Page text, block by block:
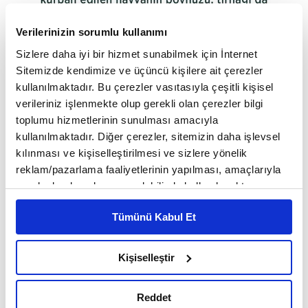
Verilerinizin sorumlu kullanımı
Sizlere daha iyi bir hizmet sunabilmek için İnternet
Sitemizde kendimize ve üçüncü kişilere ait çerezler
kullanılmaktadır. Bu çerezler vasıtasıyla çeşitli kişisel
verileriniz işlenmekte olup gerekli olan çerezler bilgi
toplumu hizmetlerinin sunulması amacıyla
kullanılmaktadır. Diğer çerezler, sitemizin daha işlevsel
kılınması ve kişiselleştirilmesi ve sizlere yönelik
reklam/pazarlama faaliyetlerinin yapılması, amaçlarıyla
sınırlı olarak açık rızanız dahilinde kullanılacaktır.
Çerezlere ilişkin tercihlerinizi çerez paneli vasıtasıyla
belirleyebilirsiniz. Çerezlere ilişkin detaylı bilgi için
Ayarlar butonuna tıklayabilir,Çerez Bilgilendirme
Metnimizi ziyaret edebilirsiniz.
hazırlanmış olan İnternet Sitesi Aydınlatma Metnimizi
okumak ve sitemizi ziyaretiniz kapsamında
Tümünü Kabul Et
Kişiselleştir
Reddet
Sahih hadis kaynaklarında yer alan rivayetlerde,
Hz. Peygamber (sav), kurban bayramında Allah
katındaen sevimli ibadetin kurban kesmek
olduğunu, kurbanın kesilir kesilmezAllah katında
makbul olacağını ve kurban edilen hayvanın
boynuzu, tırnağı da dâhil olmak üzere her şeyinin
kişinin hayır hanesine yazılacağını ifade etmiştir.
Nitekim kendisi de kurbanın meşru kılınmasından
itibaren vefat edinceye kadar her yıl kurban
kesmiştir.
Ayrıca hicretin ikinci yılından günümüze
kadarki süreçte Müslümanların kurban